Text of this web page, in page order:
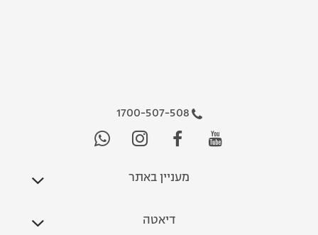
1700-507-508
מעניין באתר
דיאטה